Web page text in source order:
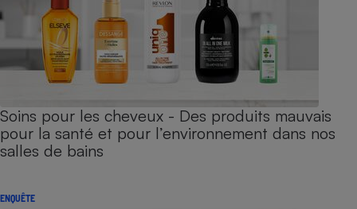
Soins pour les cheveux - Des produits mauvais
pour la santé et pour l’environnement dans nos
salles de bains
ENQUÊTE